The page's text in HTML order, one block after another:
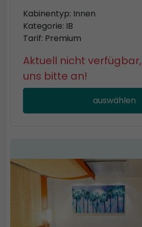
Kabinentyp: Innen
Kategorie: IB
Tarif: Premium
Aktuell nicht
uns bitte an!
auswählen